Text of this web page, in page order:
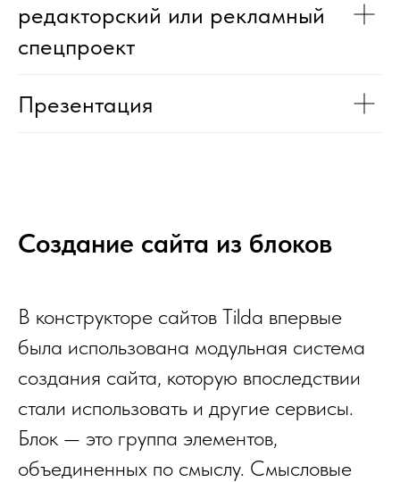
редакторский или рекламный
спецпроект
Презентация
Создание сайта из блоков
В конструкторе сайтов Tilda впервые
была использована модульная система
создания сайта, которую впоследствии
стали использовать и другие сервисы.
Блок — это группа элементов,
объединенных по смыслу. Смысловые